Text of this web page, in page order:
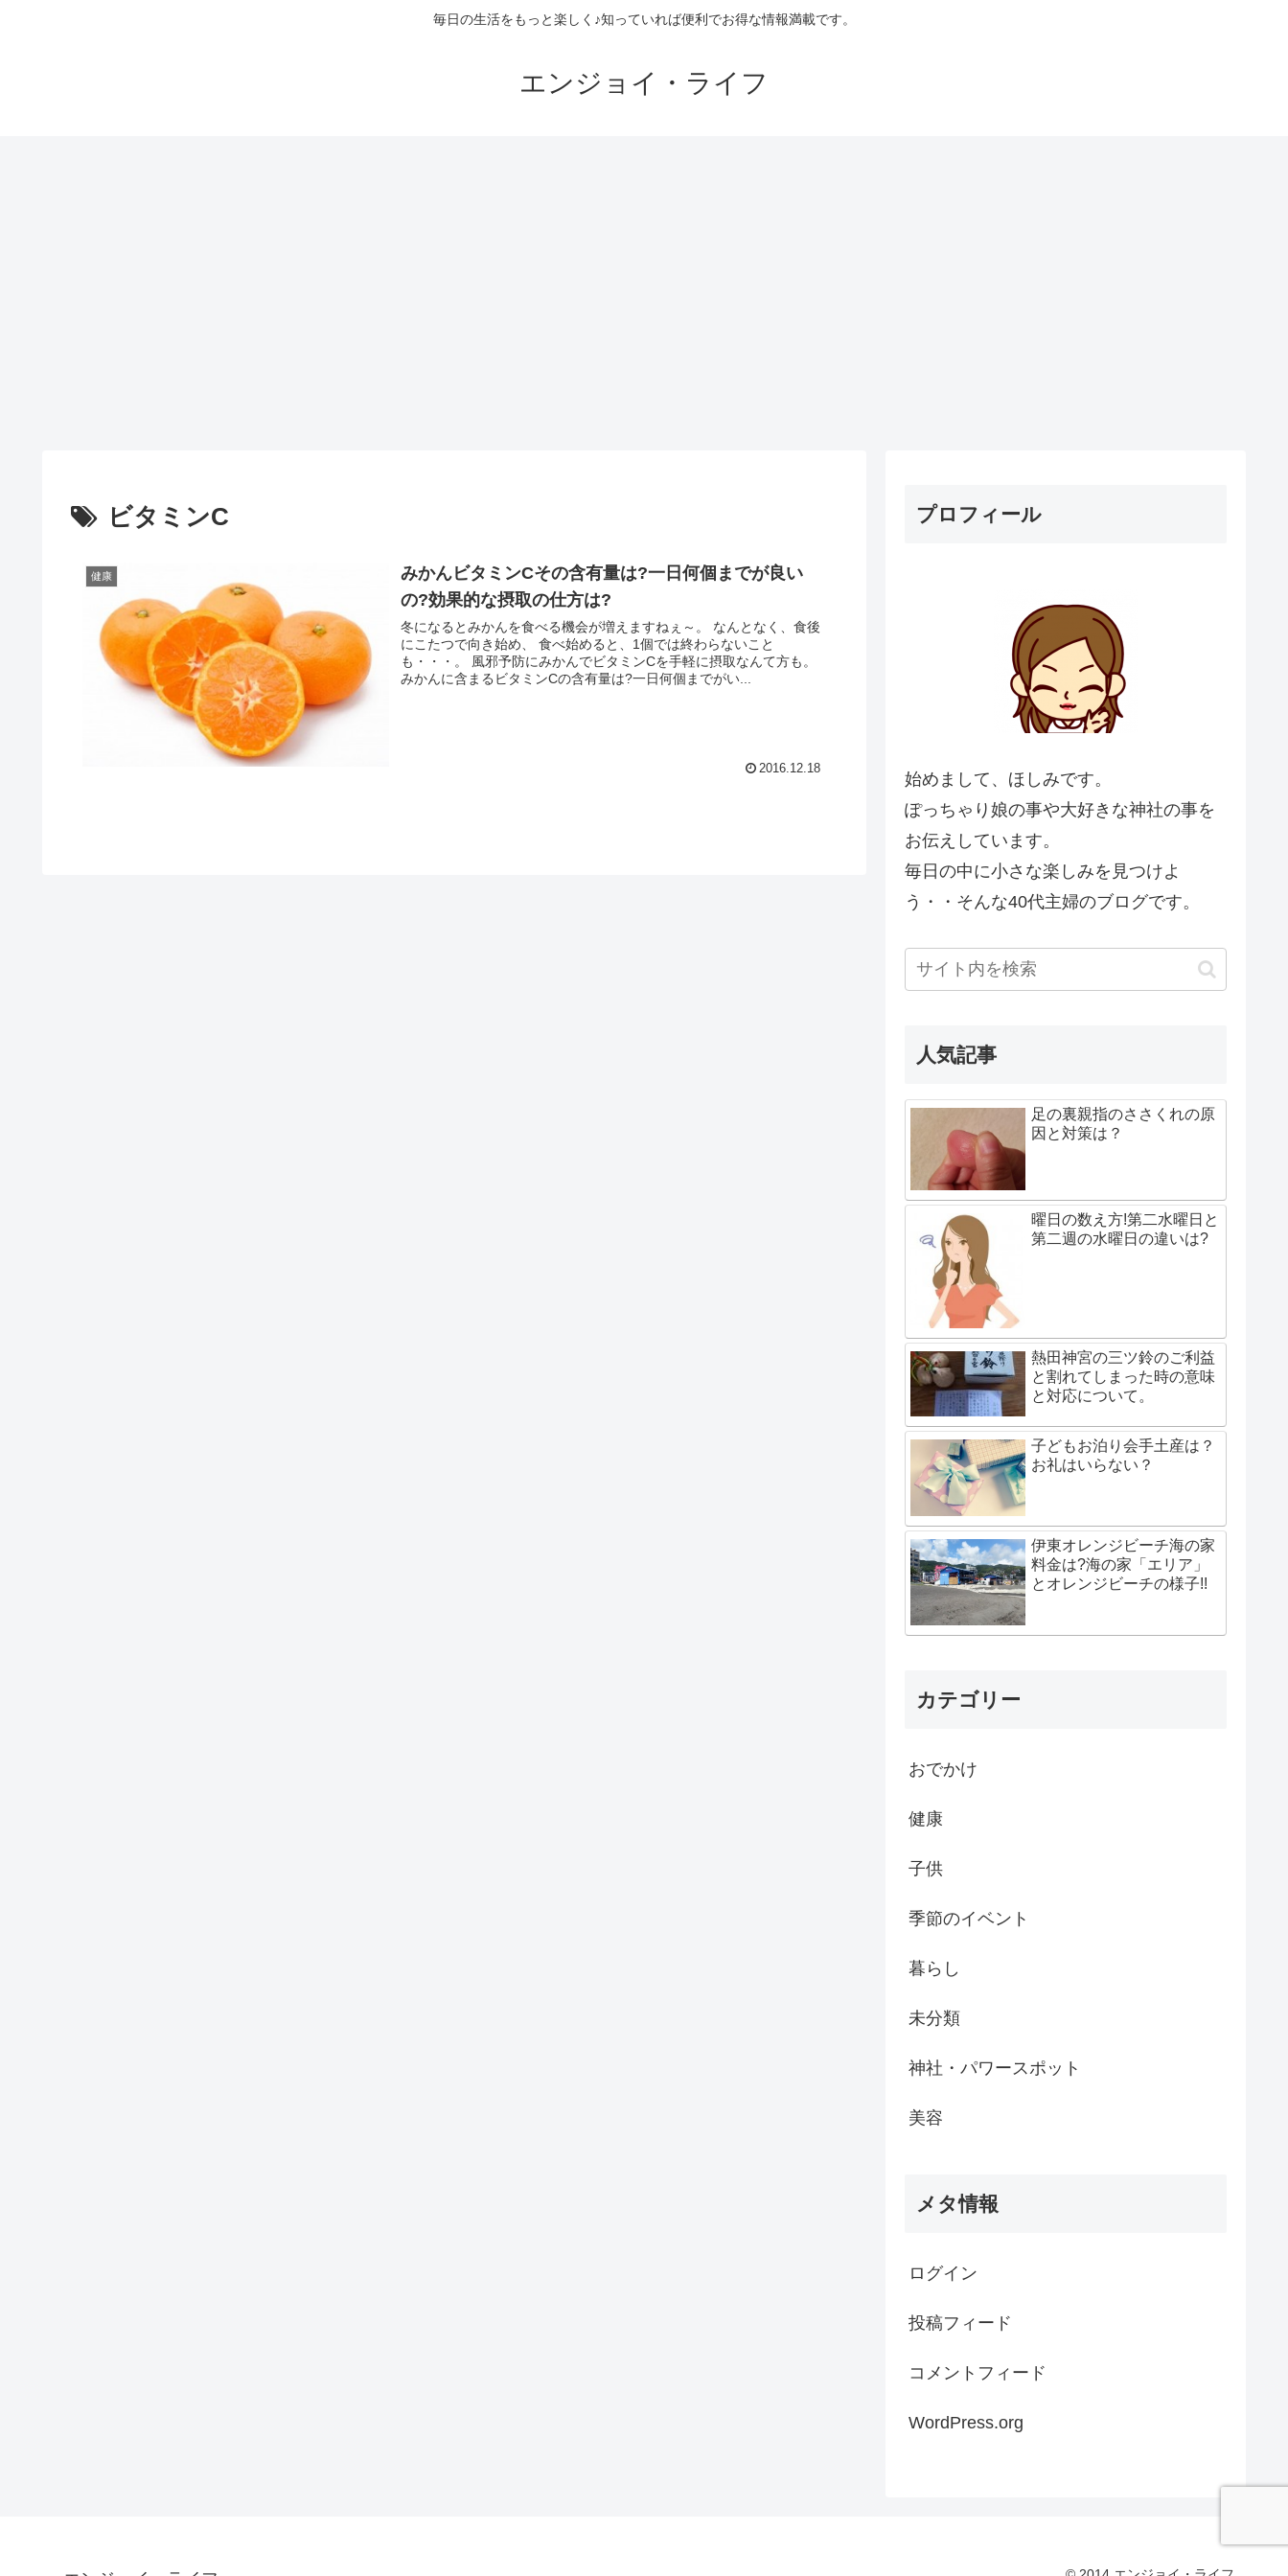
毎日の生活をもっと楽しく♪知っていれば便利でお得な情報満載です。
エンジョイ・ライフ
ビタミンC
健康
みかんビタミンCその含有量は?一日何個までが良い
の?効果的な摂取の仕方は?
冬になるとみかんを食べる機会が増えますねぇ～。 なんとなく、食後
にこたつで向き始め、 食べ始めると、1個では終わらないこと
も・・・。 風邪予防にみかんでビタミンCを手軽に摂取なんて方も。
みかんに含まるビタミンCの含有量は?一日何個までがい...
2016.12.18
プロフィール
始めまして、ほしみです。
ぽっちゃり娘の事や大好きな神社の事を
お伝えしています。
毎日の中に小さな楽しみを見つけよ
う・・そんな40代主婦のブログです。
人気記事
足の裏親指のささくれの原
因と対策は？
曜日の数え方!第二水曜日と
第二週の水曜日の違いは?
熱田神宮の三ツ鈴のご利益
と割れてしまった時の意味
と対応について。
子どもお泊り会手土産は？
お礼はいらない？
伊東オレンジビーチ海の家
料金は?海の家「エリア」
とオレンジビーチの様子!!
カテゴリー
おでかけ
健康
子供
季節のイベント
暮らし
未分類
神社・パワースポット
美容
メタ情報
ログイン
投稿フィード
コメントフィード
WordPress.org